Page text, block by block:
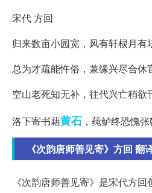
宋代 方回
归来数亩小园宽，风有轩棂月有
总为才疏能忤俗，兼缘兴尽合休
空山老死知无补，往代兴亡稍欲
洛下寄书藉黄石 ，莼鲈终恐愧张
《次韵唐师善见寄》方回 翻
《次韵唐师善见寄》是宋代方